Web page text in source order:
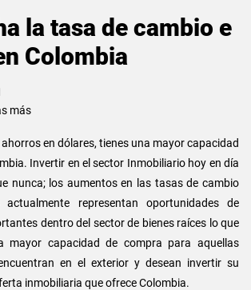
la tasa de cambio e
Colombia
más
en dólares, tienes una mayor capacidad
Invertir en el sector Inmobiliario hoy en día
nunca; los aumentos en las tasas de cambio
actualmente representan oportunidades de
dentro del sector de bienes raíces lo que
mayor capacidad de compra para aquellas
en el exterior y desean invertir su
inmobiliaria que ofrece Colombia.